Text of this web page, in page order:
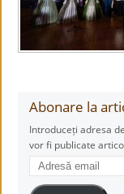
Abonare la
Introduceți adresa
vor fi publicate
Adresă
email